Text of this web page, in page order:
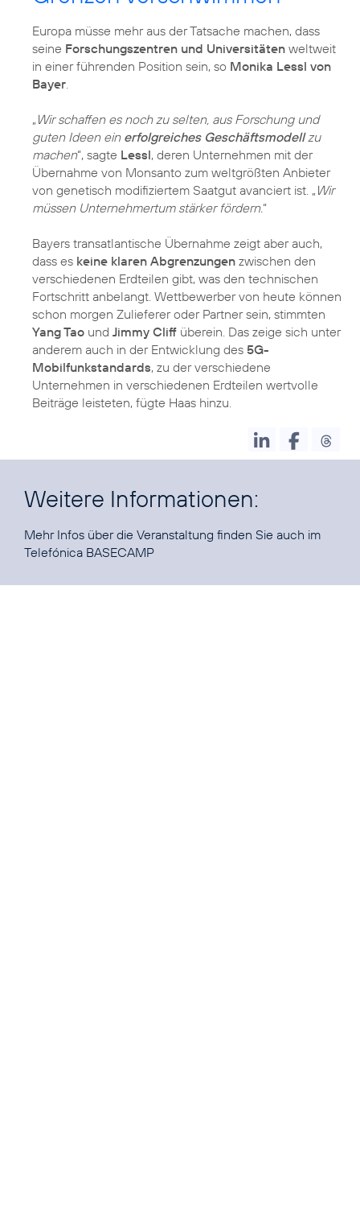
Europa müsse mehr aus der Tatsache machen, dass
seine Forschungszentren und Universitäten weltweit
in einer führenden Position sein, so Monika Lessl von
Bayer
„ Wir schaffen es noch zu selten, aus Forschung und
guten Ideen ein erfolgreiches Geschäftsmodellzu
machen“, sagte Lessl, deren Unternehmen mit der
Übernahme von Monsanto zum weltgrößten Anbieter
von genetisch modifiziertem Saatgut avanciert ist. „ Wir
müssen Unternehmertum stärker fördern.“
Bayers transatlantische Übernahme zeigt aber auch,
dass es keine klaren Abgrenzungen zwischen den
verschiedenen Erdteilen gibt, was den technischen
Fortschritt anbelangt. Wettbewerber von heute können
schon morgen Zulieferer oder Partner sein, stimmten
Yang Tao und Jimmy Cliff überein. Das zeige sich unter
anderem auch in der Entwicklung des 5G-
Mobilfunkstandards, zu der verschiedene
Unternehmen in verschiedenen Erdteilen wertvolle
Beiträge leisteten, fügte Haas hinzu.
Weitere Informationen:
Mehr Infos über die Veranstaltung finden Sie auch im
Telefónica BASECAMP